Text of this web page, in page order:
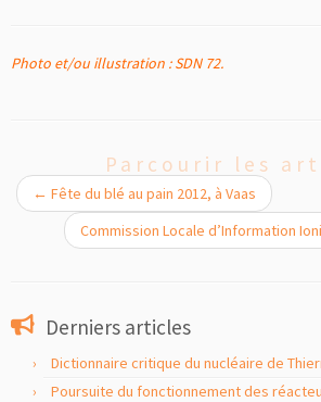
Photo et/ou illustration : SDN 72.
Parcourir les
← Fête du blé au pain 2012, à Vaas
Commission Locale d’Information
Derniers articles
Dictionnaire critique du nucléaire de
Poursuite du fonctionnement des